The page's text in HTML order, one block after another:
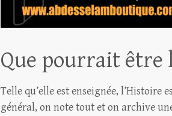
Que pourrait être
Telle qu’elle est enseignée, l’Histoire
général, on note tout et on archive